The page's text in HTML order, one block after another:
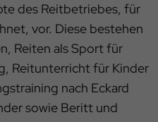
des Reitbetriebes, für
vor. Diese bestehen
Reiten als Sport für
Reitunterricht für Kinder
nach Eckard
sowie Beritt und